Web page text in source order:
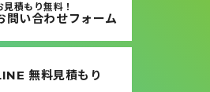
見積もり無料！
問い合わせフォーム
無料見積もり